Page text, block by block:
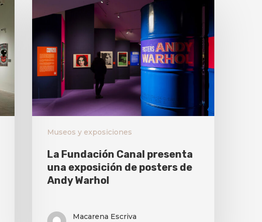
Museos y exposiciones
La Fundación Canal presenta
una exposición de posters de
Andy Warhol
Macarena Escriva